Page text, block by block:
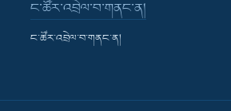
ང་ཚོར་འབྲེལ་བ་གནང་ན།
ང་ཚོར་འབྲེལ་བ་གནང་ན།